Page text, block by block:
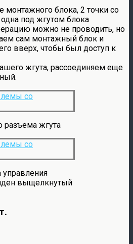
монтажного блока, 2 точки со
под жгутом блока
можно не проводить, но
сам монтажный блок и
вверх, чтобы был доступ к
жгута, рассоединяем еще
разъема жгута
выщелкнутый